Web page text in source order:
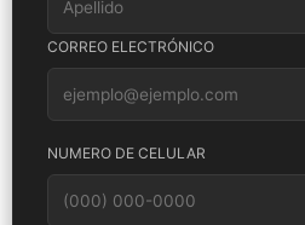
CORREO ELECTRÓNICO
NUMERO DE CELULAR